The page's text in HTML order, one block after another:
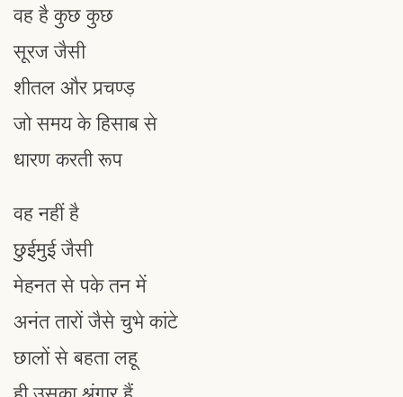
वह है कुछ कुछ
सूरज जैसी
शीतल और प्रचण्ड़
जो समय के हिसाब से
धारण करती रूप
वह नहीं है
छुईमुई जैसी
मेहनत से पके तन में
अनंत तारों जैसे चुभे कांटे
छालों से बहता लहू